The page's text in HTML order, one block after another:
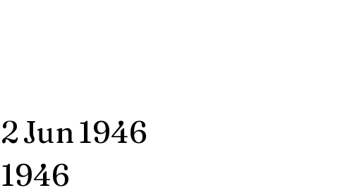
2Jun1946
1946